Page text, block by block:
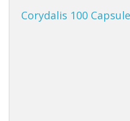
Corydalis 100